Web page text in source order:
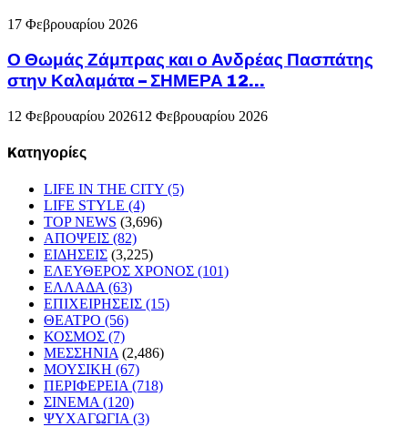
17 Φεβρουαρίου 2026
Ο Θωμάς Ζάμπρας και ο Ανδρέας Πασπάτης
στην Καλαμάτα – ΣΗΜΕΡΑ 12...
12 Φεβρουαρίου 202612 Φεβρουαρίου 2026
Kατηγορίες
LIFE IN THE CITY (5)
LIFE STYLE (4)
TOP NEWS (3,696)
ΑΠΟΨΕΙΣ (82)
ΕΙΔΗΣΕΙΣ (3,225)
ΕΛΕΥΘΕΡΟΣ ΧΡΟΝΟΣ (101)
ΕΛΛΑΔΑ (63)
ΕΠΙΧΕΙΡΗΣΕΙΣ (15)
ΘΕΑΤΡΟ (56)
ΚΟΣΜΟΣ (7)
ΜΕΣΣΗΝΙΑ (2,486)
ΜΟΥΣΙΚΗ (67)
ΠΕΡΙΦΕΡΕΙΑ (718)
ΣΙΝΕΜΑ (120)
ΨΥΧΑΓΩΓΙΑ (3)